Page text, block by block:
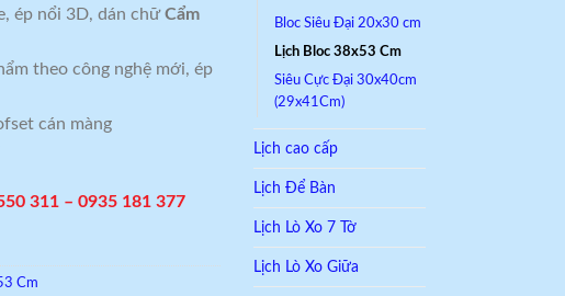
ép nổi 3D, dán chữCẩm
theo công nghệ mới, ép
cán màng
311 – 0935 181 377
Cm
Bloc Siêu Đại 20x30 cm
Lịch Bloc 38x53 Cm
Siêu Cực Đại 30x40cm
(29x41Cm)
Lịch cao cấp
Lịch Để Bàn
Lịch Lò Xo 7 Tờ
Lịch Lò Xo Giữa